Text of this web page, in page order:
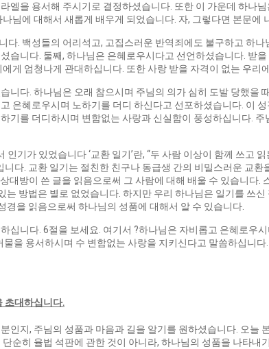
엘을 용서해 주시기로 결정하셨습니다. 또한 이 가운데 하나
님에 대해서 새롭게 배우게 되었습니다. 자, 그렇다면 본문에
다. 백성들의 어리석고, 고집스러운 반역죄에도 불구하고 하
습니다. 둘째, 하나님은 은혜로우시다고 선언하셨습니다. 받
게 엄청나게 관대하십니다. 또한 사랑 받을 자격이 없는 우리
니다. 하나님은 오래 참으시며 주님의 의가 심히 도발 당했을
은혜로우시며 노하기를 더디 하신다고 선포하셨습니다. 이
기를 더디하시며 변함없는 사랑과 신실함이 풍성하십니다.
인기가 있었습니다 ‘교환 일기’란, “두 사람 이상이 함께 쓰고
다. 교환 일기는 절친한 친구나 동급생 간의 비밀스러운 교
대방이 쓴 글을 읽음으로써 그 사람에 대해 배울 수 있습니다.
는 방법은 별로 없었습니다. 하지만 우리 하나님은 일기를 쓰
경을 읽음으로써 하나님의 성품에 대해서 알 수 있습니다.
십니다. 6절을 보세요. 여기서 ?하나님은 자비롭고 은혜로우
을 용서하시며 수 변함없는 사랑을 지키신다고 말씀하십니
초대하십니다.
인지, 주님의 성품과 마음과 길을 알기를 원하셨습니다. 오늘
순히 율법 석판에 관한 것이 아니라, 하나님의 성품을 나타내